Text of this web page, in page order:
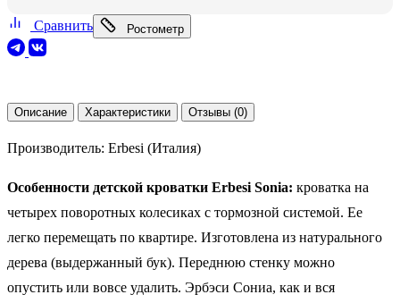
Сравнить Ростометр
Описание Характеристики Отзывы (0)
Производитель: Erbesi (Италия)
Особенности детской кроватки Erbesi Sonia: кроватка на
четырех поворотных колесиках с тормозной системой. Ее
легко перемещать по квартире. Изготовлена из натурального
дерева (выдержанный бук). Переднюю стенку можно
опустить или вовсе удалить. Эрбэси Сониа, как и вся